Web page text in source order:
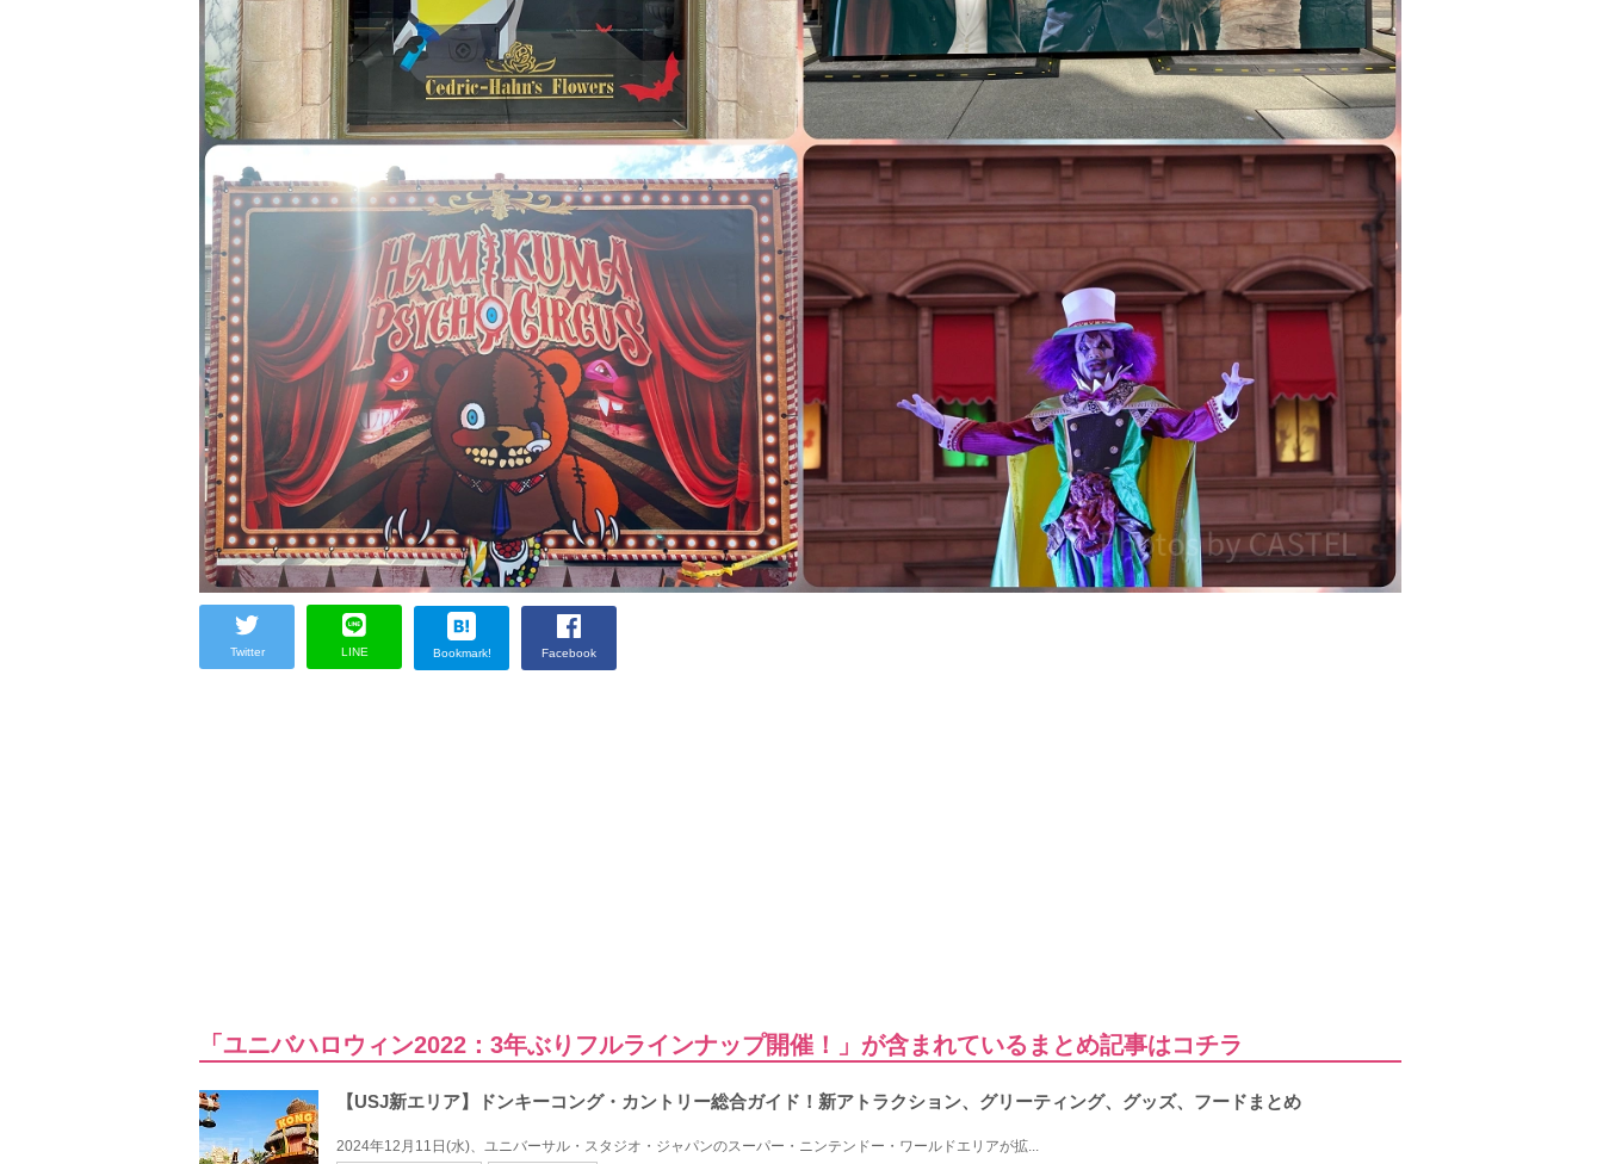
Twitter LINE Bookmark! Facebook
「ユニバハロウィン2022：3年ぶりフルラインナップ開催！」が含まれているまとめ記事はコチラ
【USJ新エリア】ドンキーコング・カントリー総合ガイド！新アトラクション、グリーティング、グッズ、フードまとめ
2024年12月11日(水)、ユニバーサル・スタジオ・ジャパンのスーパー・ニンテンドー・ワールドエリアが拡...